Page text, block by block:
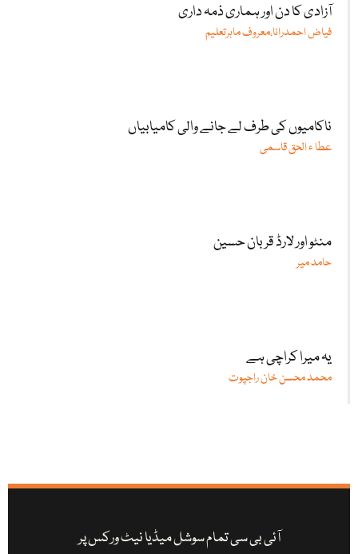
آزادی کا دن اور ہماری ذمہ داری
فیاض احمدرانا،معروف ماہرتعلیم
ناکامیوں کی طرف لے جانے والی کامیابیاں
عطا ء الحق قاسمی
منٹو اور لارڈ قربان حسین
حامد میر
یہ میرا کراچی ہے
محمد محسن خان راجپوت
آئی بی سی تمام سوشل میڈیا نیٹ ورکس پر